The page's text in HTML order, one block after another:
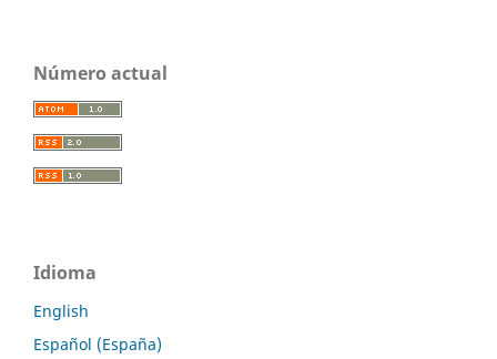
Número actual
Idioma
English
Español (España)